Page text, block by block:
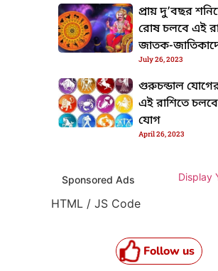
প্রায় দু’বছর
রোষ চলবে এই
জাতক-
July 26, 2023
গুরুচন্ডাল
এই রাশিতে
যোগ
April 26, 2023
Sponsored Ads
Display
HTML / JS Code
Follow us